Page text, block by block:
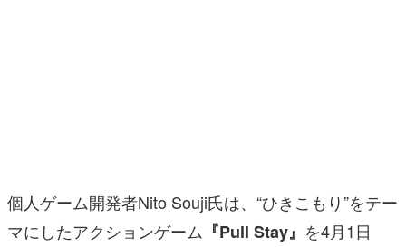
その他
個人ゲーム開発者Nito Souji氏は、“ひきこもり”をテー
マにしたアクションゲーム 『Pull Stay』 を4月1日